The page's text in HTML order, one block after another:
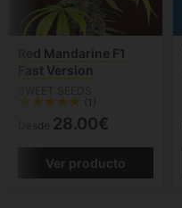
Red Mandarine F1
Fast Version
(1)
Desde 28.00€
Ver producto